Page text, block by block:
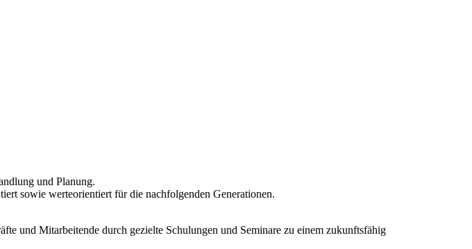
und Planung.
sowie werteorientiert für die nachfolgenden Generationen.
und Mitarbeitende durch gezielte Schulungen und Seminare zu einem zukunftsfähig